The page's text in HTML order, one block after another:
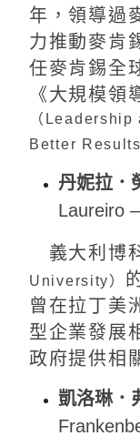
年，領導過
力推動麥肯
任麥肯錫全
《大規模領
（
Better Results
丹妮拉．
Laureiro
義大利博
University）
曾在拉丁美
型企業發展
政府提供相
凱洛琳．